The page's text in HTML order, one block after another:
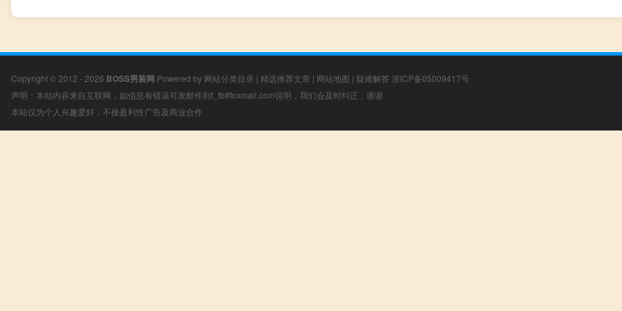
Copyright © 2012 - 2026 BOSS男装网 Powered by 网站分类目录 | 精选推荐文章 | 网站地图 | 疑难解答 浙ICP备05009417号
声明：本站内容来自互联网，如信息有错误可发邮件到f_fb#foxmail.com说明，我们会及时纠正，谢谢
本站仅为个人兴趣爱好，不接盈利性广告及商业合作